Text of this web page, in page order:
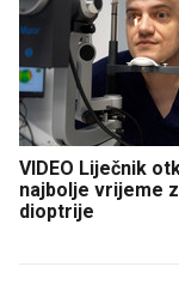
VIDEO Liječnik
najbolje vrijeme
dioptrije